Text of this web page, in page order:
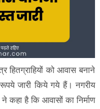
हितग्राहियों को आवास बनाने
जारी किये गये हैं। नगरीय
कहा है कि आवासों का निर्माण